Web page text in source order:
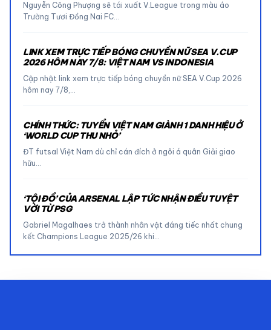
Nguyễn Công Phượng sẽ tái xuất V.League trong màu áo
Trường Tươi Đồng Nai FC…
LINK XEM TRỰC TIẾP BÓNG CHUYỀN NỮ SEA V.CUP
2026 HÔM NAY 7/8: VIỆT NAM VS INDONESIA
Cập nhật link xem trực tiếp bóng chuyền nữ SEA V.Cup 2026
hôm nay 7/8,…
CHÍNH THỨC: TUYỂN VIỆT NAM GIÀNH 1 DANH HIỆU Ở
‘WORLD CUP THU NHỎ’
ĐT futsal Việt Nam dù chỉ cán đích ở ngôi á quân Giải giao
hữu…
‘TỘI ĐỒ’ CỦA ARSENAL LẬP TỨC NHẬN ĐIỀU TUYỆT
VỜI TỪ PSG
Gabriel Magalhaes trở thành nhân vật đáng tiếc nhất chung
kết Champions League 2025/26 khi…